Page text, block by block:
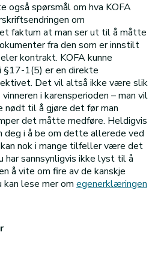
også spørsmål om hva KOFA
om
faktum at man ser ut til å måtte
fra den som er innstilt
kontrakt. KOFA kunne
1(5) er en direkte
Det vil altså ikke være slik
i karensperioden – man vil
til å gjøre det før man
det måtte medføre. Heldigvis
deg i å be om dette allerede ved
nok i mange tilfeller være det
har sannsynligvis ikke lyst til å
å vite om fire av de kanskje
lese mer om egenerklæringen